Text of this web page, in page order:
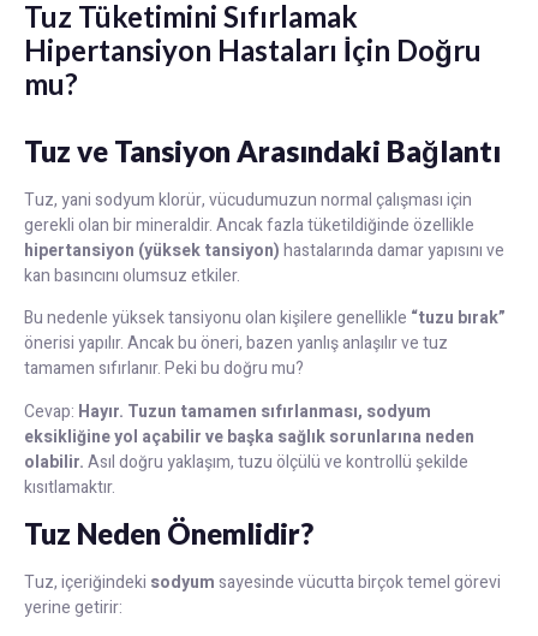
Tuz Tüketimini Sıfırlamak
Hipertansiyon Hastaları İçin Doğru
mu?
Tuz ve Tansiyon Arasındaki Bağlantı
Tuz, yani sodyum klorür, vücudumuzun normal çalışması için
gerekli olan bir mineraldir. Ancak fazla tüketildiğinde özellikle
hipertansiyon (yüksek tansiyon)hastalarında damar yapısını ve
kan basıncını olumsuz etkiler.
Bu nedenle yüksek tansiyonu olan kişilere genellikle “tuzu bırak”
önerisi yapılır. Ancak bu öneri, bazen yanlış anlaşılır ve tuz
tamamen sıfırlanır. Peki bu doğru mu?
Cevap: Hayır. Tuzun tamamen sıfırlanması, sodyum
eksikliğine yol açabilir ve başka sağlık sorunlarına neden
olabilir.Asıl doğru yaklaşım, tuzu ölçülü ve kontrollü şekilde
kısıtlamaktır.
Tuz Neden Önemlidir?
Tuz, içeriğindeki sodyumsayesinde vücutta birçok temel görevi
yerine getirir: